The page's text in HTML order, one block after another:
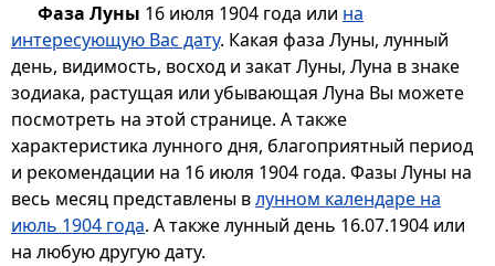
Фаза Луны 16 июля 1904 года или на
интересующую Вас дату. Какая фаза Луны, лунный
день, видимость, восход и закат Луны, Луна в знаке
зодиака, растущая или убывающая Луна Вы можете
посмотреть на этой странице. А также
характеристика лунного дня, благоприятный период
и рекомендации на 16 июля 1904 года. Фазы Луны на
весь месяц представлены влунном календаре на
июль 1904 года. А также лунный день 16.07.1904 или
на любую другую дату.